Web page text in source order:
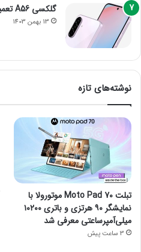
گلکسی A56 تعمیر سخت تری نسبت به A55 دارد
13 بهمن 1403
نوشته‌های تازه
تبلت Moto Pad 70 موتورولا با
نمایشگر ۹۰ هرتزی و باتری ۱۰۲۰۰
میلی‌آمپرساعتی معرفی شد
3 ساعت پیش